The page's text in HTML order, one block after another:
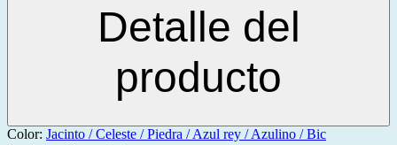
Detalle del
producto
Color: Jacinto / Celeste / Piedra / Azul rey / Azulino / Bic